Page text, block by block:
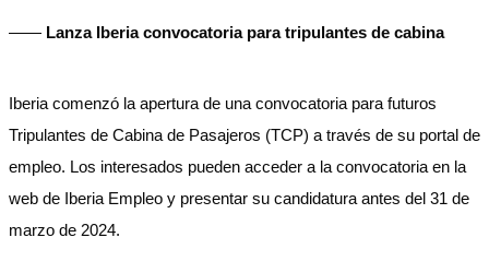
—— Lanza Iberia convocatoria para tripulantes de cabina
Iberia comenzó la apertura de una convocatoria para futuros
Tripulantes de Cabina de Pasajeros (TCP) a través de su portal de
empleo. Los interesados pueden acceder a la convocatoria en la
web de Iberia Empleo y presentar su candidatura antes del 31 de
marzo de 2024.